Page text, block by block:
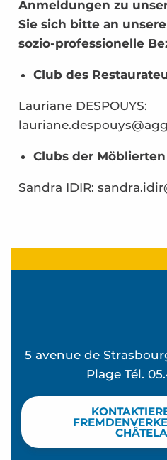
Anmeldungen zu
Sie sich bitte an
sozio-professionelle
Club des
Lauriane DESPOUYS:
Clubs der
Sandra IDIR:
5 avenue de
Plage Tél.